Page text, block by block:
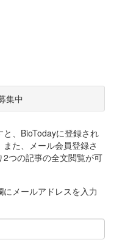
集中
、BioTodayに登録され
た、メール会員登録さ
つの記事の全文閲覧が可
メールアドレスを入力